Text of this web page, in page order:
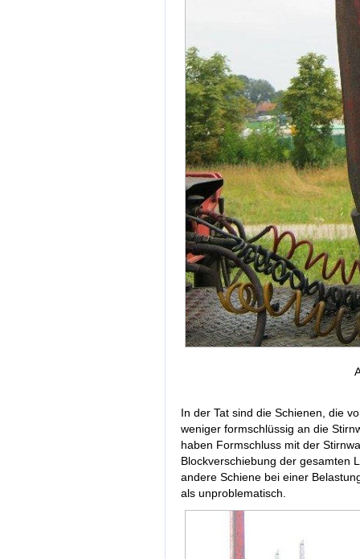
In der Tat sind die Schienen, die
weniger formschlüssig an die
haben Formschluss mit der
Blockverschiebung der gesamten
andere Schiene bei einer
als unproblematisch.